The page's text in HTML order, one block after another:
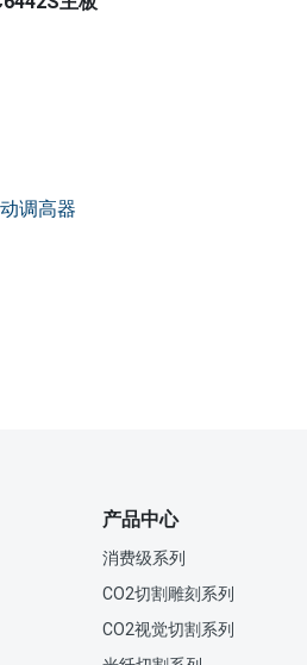
调高器
产品中心
消费级系列
CO2切割雕刻系列
CO2视觉切割系列